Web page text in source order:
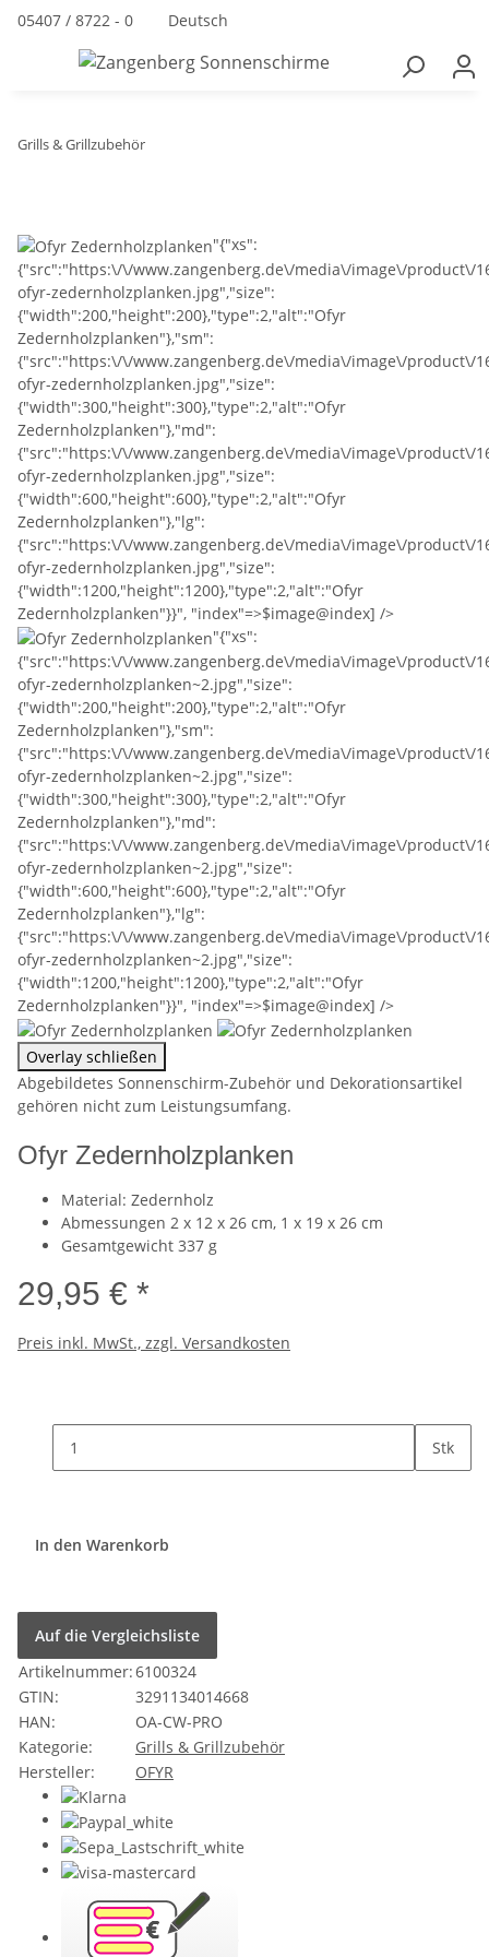
05407 / 8722 - 0 Deutsch
Grills & Grillzubehör
"{"xs":
{"src":"https:\/\/www.zangenberg.de\/media\/image\/product\/
ofyr-zedernholzplanken.jpg","size":
{"width":200,"height":200},"type":2,"alt":"Ofyr
Zedernholzplanken"},"sm":
{"src":"https:\/\/www.zangenberg.de\/media\/image\/product\/
ofyr-zedernholzplanken.jpg","size":
{"width":300,"height":300},"type":2,"alt":"Ofyr
Zedernholzplanken"},"md":
{"src":"https:\/\/www.zangenberg.de\/media\/image\/product\/
ofyr-zedernholzplanken.jpg","size":
{"width":600,"height":600},"type":2,"alt":"Ofyr
Zedernholzplanken"},"lg":
{"src":"https:\/\/www.zangenberg.de\/media\/image\/product\/
ofyr-zedernholzplanken.jpg","size":
{"width":1200,"height":1200},"type":2,"alt":"Ofyr
Zedernholzplanken"}}", "index"=>$image@index] />
"{"xs":
{"src":"https:\/\/www.zangenberg.de\/media\/image\/product\/
ofyr-zedernholzplanken~2.jpg","size":
{"width":200,"height":200},"type":2,"alt":"Ofyr
Zedernholzplanken"},"sm":
{"src":"https:\/\/www.zangenberg.de\/media\/image\/product\/
ofyr-zedernholzplanken~2.jpg","size":
{"width":300,"height":300},"type":2,"alt":"Ofyr
Zedernholzplanken"},"md":
{"src":"https:\/\/www.zangenberg.de\/media\/image\/product\/
ofyr-zedernholzplanken~2.jpg","size":
{"width":600,"height":600},"type":2,"alt":"Ofyr
Zedernholzplanken"},"lg":
{"src":"https:\/\/www.zangenberg.de\/media\/image\/product\/
ofyr-zedernholzplanken~2.jpg","size":
{"width":1200,"height":1200},"type":2,"alt":"Ofyr
Zedernholzplanken"}}", "index"=>$image@index] />
Overlay schließen
Abgebildetes Sonnenschirm-Zubehör und Dekorationsartikel
gehören nicht zum Leistungsumfang.
Ofyr Zedernholzplanken
Material: Zedernholz
Abmessungen 2 x 12 x 26 cm, 1 x 19 x 26 cm
Gesamtgewicht 337 g
29,95 € *
Preis inkl. MwSt., zzgl. Versandkosten
Stk
In den Warenkorb
Auf die Vergleichsliste
Artikelnummer:6100324
GTIN:
3291134014668
HAN:
OA-CW-PRO
Kategorie:
Grills & Grillzubehör
Hersteller:
OFYR